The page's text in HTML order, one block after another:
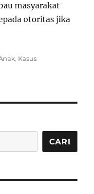
masyarakat
otoritas jika
, Kasus
CARI